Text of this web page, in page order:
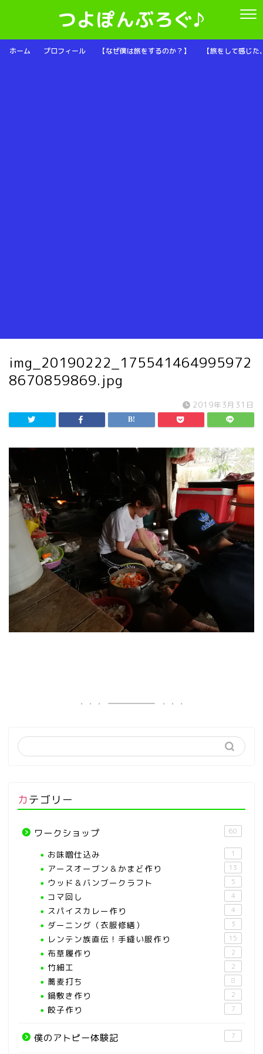
つよぽんぶろぐ♪
ホーム プロフィール 【なぜ僕は旅をするのか？】 【旅をして感じ
img_20190222_175541464995972
8670859869.jpg
2019年3月31日
カテゴリー
ワークショップ 60
お味噌仕込み 1
アースオーブン＆かまど作り 13
ウッド＆バンブークラフト 5
コマ回し 4
スパイスカレー作り 4
ダーニング（衣服修繕） 3
レンテン族直伝！手縫い服作り 15
布草履作り 2
竹細工 2
蕎麦打ち 8
鍋敷き作り 2
餃子作り 7
僕のアトピー体験記 7